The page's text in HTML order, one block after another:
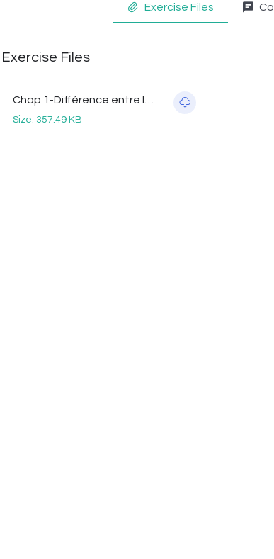
Exercise Files
Exercise Files
Size: 357.49 KB